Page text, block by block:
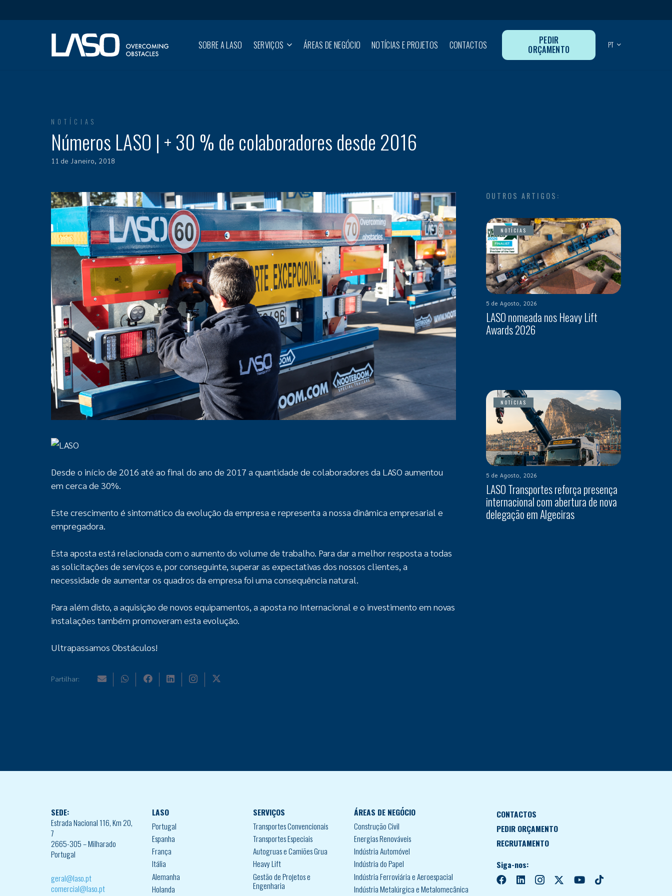
SOBRE A LASO SERVIÇOS ÁREAS DE NEGÓCIO NOTÍCIAS E PROJETOS CONTACTOS PEDIR
ORÇAMENTO PT
NOTÍCIAS
Números LASO | + 30 % de colaboradores desde 2016
11 de Janeiro, 2018
Desde o início de 2016 até ao final do ano de 2017 a quantidade de colaboradores da LASO aumentou
em cerca de 30%.
Este crescimento é sintomático da evolução da empresa e representa a nossa dinâmica empresarial e
empregadora.
Esta aposta está relacionada com o aumento do volume de trabalho. Para dar a melhor resposta a todas
as solicitações de serviços e, por conseguinte, superar as expectativas dos nossos clientes, a
necessidade de aumentar os quadros da empresa foi uma consequência natural.
Para além disto, a aquisição de novos equipamentos, a aposta no Internacional e o investimento em novas
instalações também promoveram esta evolução.
Ultrapassamos Obstáculos!
Partilhar:
OUTROS ARTIGOS:
NOTÍCIAS
5 de Agosto, 2026
LASO nomeada nos Heavy Lift
Awards 2026
NOTÍCIAS
5 de Agosto, 2026
LASO Transportes reforça presença
internacional com abertura de nova
delegação em Algeciras
SEDE:
Estrada Nacional 116, Km 20,
7
2665-305 – Milharado
Portugal
geral@laso.pt
comercial@laso.pt
LASO
Portugal
Espanha
França
Itália
Alemanha
Holanda
SERVIÇOS
Transportes Convencionais
Transportes Especiais
Autogruas e Camiões Grua
Heavy Lift
Gestão de Projetos e
Engenharia
ÁREAS DE NEGÓCIO
Construção Civil
Energias Renováveis
Indústria Automóvel
Indústria do Papel
Indústria Ferroviária e Aeroespacial
Indústria Metalúrgica e Metalomecânica
CONTACTOS
PEDIR ORÇAMENTO
RECRUTAMENTO
Siga-nos: